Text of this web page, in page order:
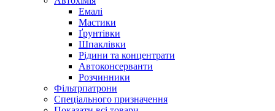
Емалі
Мастики
Ґрунтівки
Шпаклівки
Рідини та концентрати
Автоконсерванти
Розчинники
Фільтрпатрони
Спеціального призначення